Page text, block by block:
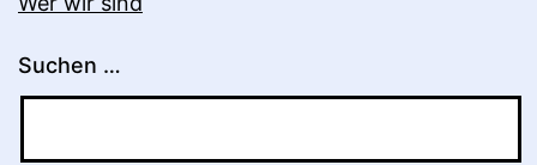
Suchen …